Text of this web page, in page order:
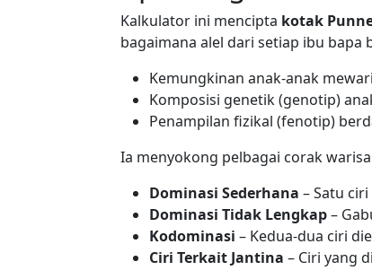
Kalkulator ini mencipta kotak
bagaimana alel dari setiap ibu
Kemungkinan anak-anak
Komposisi genetik (genotip)
Penampilan fizikal (fenotip)
Ia menyokong pelbagai corak
Dominasi Sederhana – Satu
Dominasi Tidak Lengkap–
Kodominasi – Kedua-dua ciri
Ciri Terkait Jantina – Ciri yang